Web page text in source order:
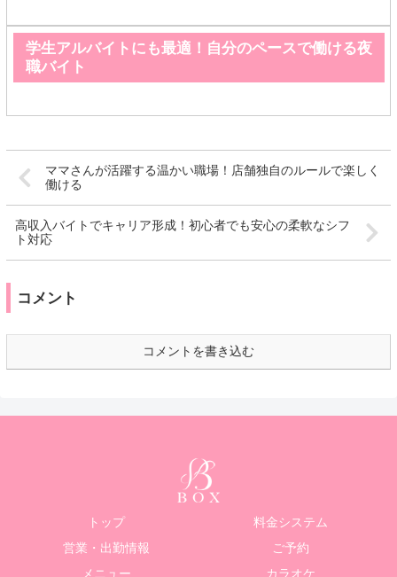
学生アルバイトにも最適！自分のペースで働ける夜
職バイト
ママさんが活躍する温かい職場！店舗独自のルールで楽しく
働ける
高収入バイトでキャリア形成！初心者でも安心の柔軟なシフ
ト対応
コメント
コメントを書き込む
トップ
料金システム
営業・出勤情報
ご予約
メニュー
カラオケ